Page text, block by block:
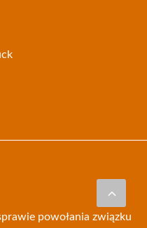
powołania związku